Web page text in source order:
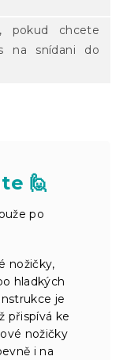
pokud chcete
na snídani do
🙋
po
nožičky,
hladkých
je
přispívá ke
nožičky
i na